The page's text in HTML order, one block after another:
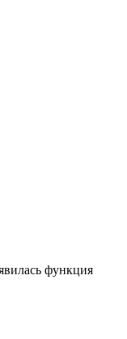
функция